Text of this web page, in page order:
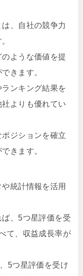
、自社の競争力
ような価値を提
きます。
ンキング結果を
よりも優れてい
ジションを確立
きます。
統計情報を活用
、5つ星評価を受
て、収益成長率が
5つ星評価を受け